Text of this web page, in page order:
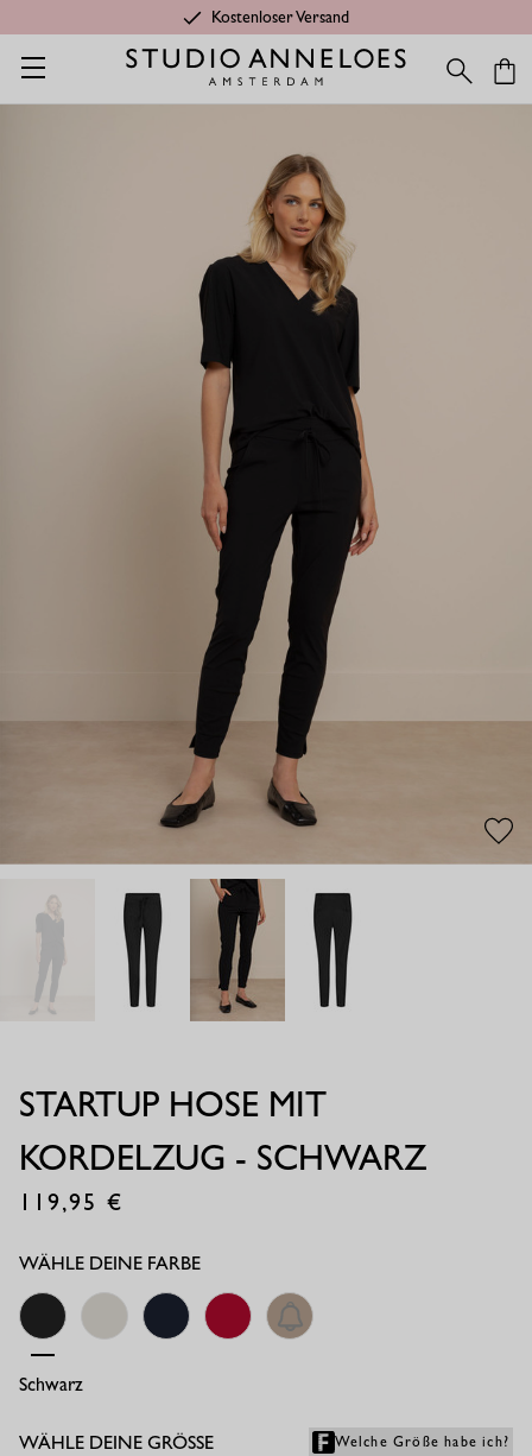
Kostenloser Versand
Startseite Kleidung aus Travelstoff Startup Hose mit
STARTUP HOSE MIT
KORDELZUG - SCHWARZ
119,95
WÄHLE DEINE FARBE
Schwarz
WÄHLE DEINE GRÖSSE Welche Größe habe ich?